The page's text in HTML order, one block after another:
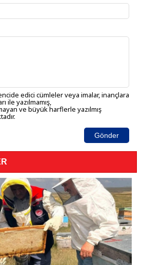
edici cümleler veya imalar, inançlara
ile yazılmamış,
ve büyük harflerle yazılmış
Gönder